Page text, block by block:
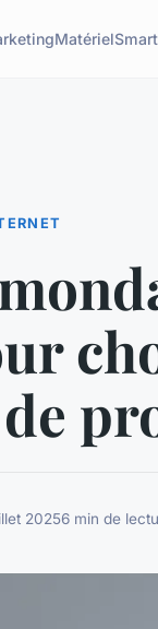
Matériel
20256 min de